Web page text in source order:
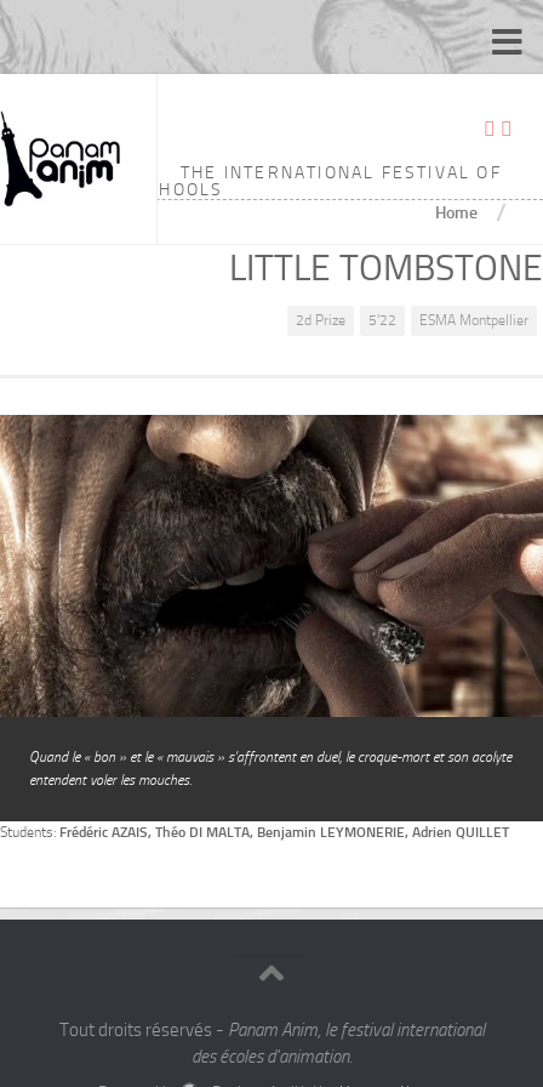
THE INTERNATIONAL FESTIVAL OF
ANIMATION SCHOOLS
Home /
LITTLE TOMBSTONE
2d Prize 5'22 ESMA Montpellier
Quand le « bon » et le « mauvais » s’affrontent en duel, le croque-mort et son acolyte
entendent voler les mouches.
Students: Frédéric AZAIS, Théo DI MALTA, Benjamin LEYMONERIE, Adrien QUILLET
Tout droits réservés - Panam Anim, le festival international
des écoles d'animation.